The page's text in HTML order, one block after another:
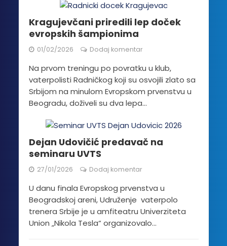
Kragujevčani priredili lep doček
evropskih šampionima
01/02/2026 Dodaj komentar
Na prvom treningu po povratku u klub,
vaterpolisti Radničkog koji su osvojili zlato sa
Srbijom na minulom Evropskom prvenstvu u
Beogradu, doživeli su dva lepa...
Dejan Udovičić predavač na
seminaru UVTS
27/01/2026 Dodaj komentar
U danu finala Evropskog prvenstva u
Beogradskoj areni, Udruženje vaterpolo
trenera Srbije je u amfiteatru Univerziteta
Union „Nikola Tesla“ organizovalo...